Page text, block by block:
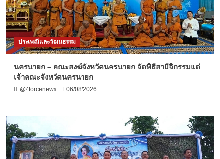
ประเพณีและวัฒนธรรม
นครนายก – คณะสงฆ์จังหวัดนครนายก จัดพิธีสามีจิกรรมแด่
เจ้าคณะจังหวัดนครนายก
@4forcenews 06/08/2026